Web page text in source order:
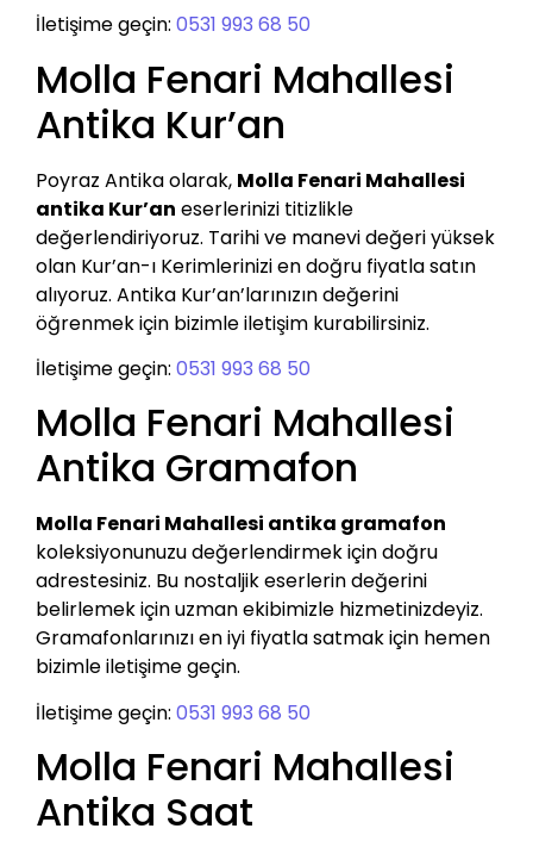
İletişime geçin: 0531 993 68 50
Molla Fenari Mahallesi
Antika Kur’an
Poyraz Antika olarak, Molla Fenari Mahallesi
antika Kur’an eserlerinizi titizlikle
değerlendiriyoruz. Tarihi ve manevi değeri yüksek
olan Kur’an-ı Kerimlerinizi en doğru fiyatla satın
alıyoruz. Antika Kur’an’larınızın değerini
öğrenmek için bizimle iletişim kurabilirsiniz.
İletişime geçin: 0531 993 68 50
Molla Fenari Mahallesi
Antika Gramafon
Molla Fenari Mahallesi antika gramafon
koleksiyonunuzu değerlendirmek için doğru
adrestesiniz. Bu nostaljik eserlerin değerini
belirlemek için uzman ekibimizle hizmetinizdeyiz.
Gramafonlarınızı en iyi fiyatla satmak için hemen
bizimle iletişime geçin.
İletişime geçin: 0531 993 68 50
Molla Fenari Mahallesi
Antika Saat